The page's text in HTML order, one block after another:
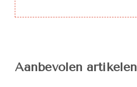
Aanbevolen artikelen